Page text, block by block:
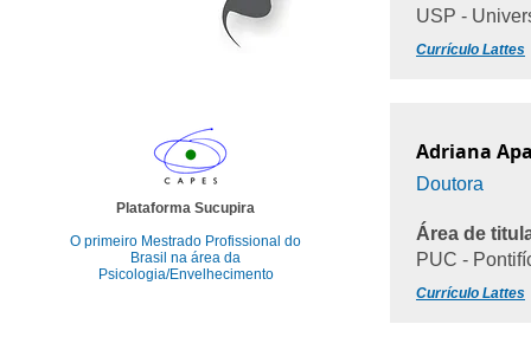
Plataforma Sucupira
O primeiro Mestrado Profissional do
Brasil na área da
Psicologia/Envelhecimento
USP -
Currículo Lattes
Adriana
Doutora
Área de
PUC -
Currículo Lattes